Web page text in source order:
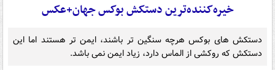
خیره‌کننده‌ترین دستکش بوکس جهان+عکس
دستکش های بوکس هرچه سنگین تر باشند، ایمن تر هستند اما این
دستکش که روکشی از الماس دارد، زیاد ایمن نمی باشد.